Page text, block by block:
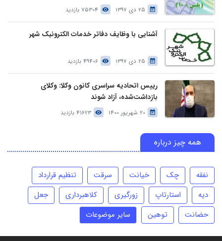
25 دی 1397 75304 بازدید
آشنایی با وظایف دفاتر خدمات الکترونیک شهر
25 دی 1397 49406 بازدید
رییس اتحادیه سراسری کانون وکلا: وکلای
بازداشت‌شده، آزاد شوند
20 شهریور 1400 41623 بازدید
همه چیز درباره
نفقه چک خیانت سرقت
تنظیم قرارداد
دیه
استارتاپ زورگیری کلاهبرداری
جعل
حضانت
توهین سایر موضوعات